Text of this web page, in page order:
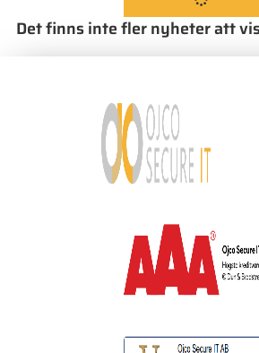
Det finns inte fler nyheter att